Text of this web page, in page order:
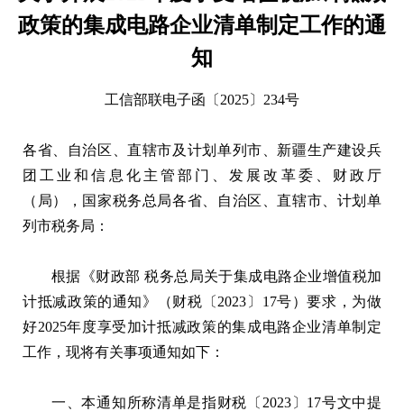
政策的集成电路企业清单制定工作的通
知
工信部联电子函〔2025〕234号
各省、自治区、直辖市及计划单列市、新疆生产建设兵
团工业和信息化主管部门、发展改革委、财政厅
（局），国家税务总局各省、自治区、直辖市、计划单
列市税务局：
根据《财政部 税务总局关于集成电路企业增值税加
计抵减政策的通知》（财税〔2023〕17号）要求，为做
好2025年度享受加计抵减政策的集成电路企业清单制定
工作，现将有关事项通知如下：
一、本通知所称清单是指财税〔2023〕17号文中提